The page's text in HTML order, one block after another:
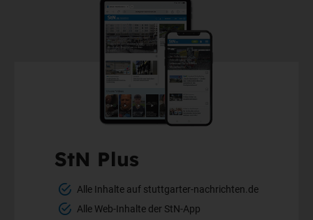
StN Plus
Alle Inhalte auf stuttgarter-nachrichten.de
Alle Web-Inhalte der StN-App